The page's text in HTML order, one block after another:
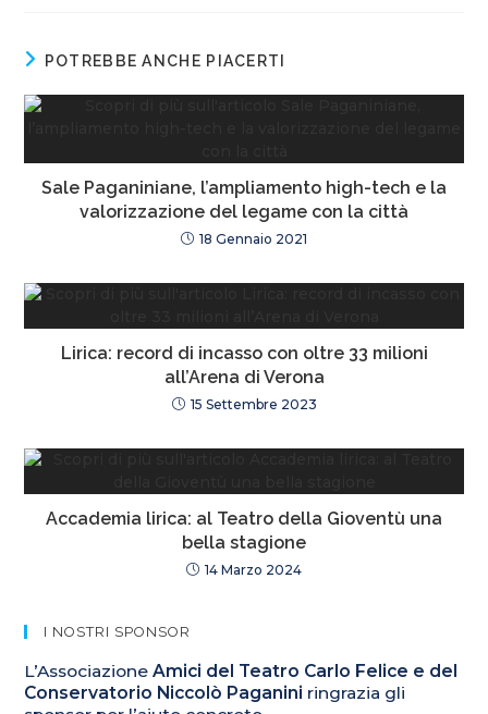
POTREBBE ANCHE PIACERTI
Sale Paganiniane, l’ampliamento high-tech e la
valorizzazione del legame con la città
18 Gennaio 2021
Lirica: record di incasso con oltre 33 milioni
all’Arena di Verona
15 Settembre 2023
Accademia lirica: al Teatro della Gioventù una
bella stagione
14 Marzo 2024
I NOSTRI SPONSOR
L’AssociazioneAmici del Teatro Carlo Felice e del
Conservatorio Niccolò Paganini ringrazia gli